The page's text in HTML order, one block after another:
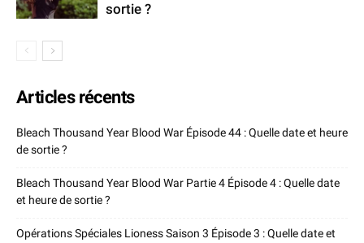
sortie ?
Articles récents
Bleach Thousand Year Blood War Épisode 44 : Quelle date et heure
de sortie ?
Bleach Thousand Year Blood War Partie 4 Épisode 4 : Quelle date
et heure de sortie ?
Opérations Spéciales Lioness Saison 3 Épisode 3 : Quelle date et